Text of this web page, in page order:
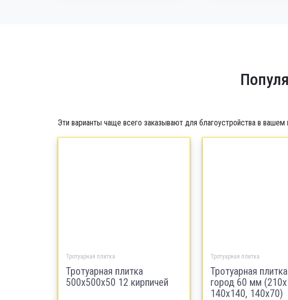
Эти варианты чаще всего заказывают для благоустройства в вашем
Тротуарная плитка
Тротуарная плитка
500х500х50 12 кирпичей
Тротуарная плитка
Тротуарная
город 60 мм
140х140, 140х70)